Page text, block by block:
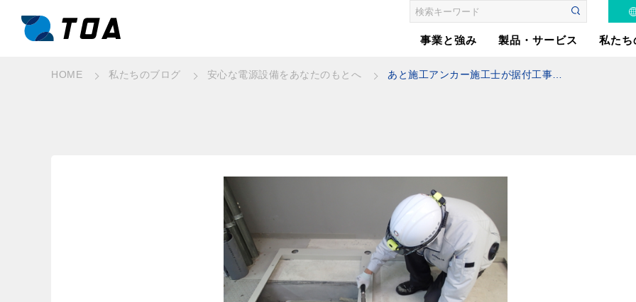
事業と強み
お客さまの課題を「自
動化」
製品・サービス 私たち
HOME 私たちのブログ 安⼼な電源設備をあなたのもとへ